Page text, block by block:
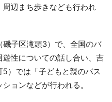
辺まち歩きなども行われ
子区滝頭3）で、全国のバ
性についての話し合い、吉
）では「子どもと親のバス
ョンなどが行われる。